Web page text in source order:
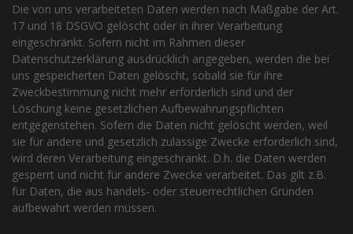
Die von uns verarbeiteten Daten werden nach Maßgabe der Art.
17 und 18 DSGVO gelöscht oder in ihrer Verarbeitung
eingeschränkt. Sofern nicht im Rahmen dieser
Datenschutzerklärung ausdrücklich angegeben, werden die bei
uns gespeicherten Daten gelöscht, sobald sie für ihre
Zweckbestimmung nicht mehr erforderlich sind und der
Löschung keine gesetzlichen Aufbewahrungspflichten
entgegenstehen. Sofern die Daten nicht gelöscht werden, weil
sie für andere und gesetzlich zulässige Zwecke erforderlich sind,
wird deren Verarbeitung eingeschränkt. D.h. die Daten werden
gesperrt und nicht für andere Zwecke verarbeitet. Das gilt z.B.
für Daten, die aus handels- oder steuerrechtlichen Gründen
aufbewahrt werden müssen.